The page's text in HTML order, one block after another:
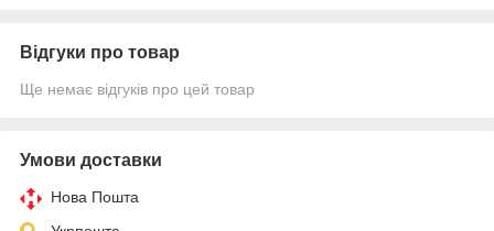
Відгуки про товар
Ще немає відгуків про цей товар
Умови доставки
Нова Пошта